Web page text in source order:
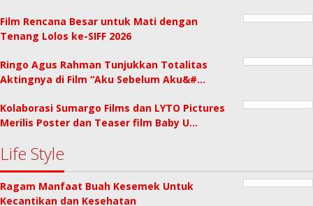
Film Rencana Besar untuk Mati dengan
Tenang Lolos ke-SIFF 2026
Ringo Agus Rahman Tunjukkan Totalitas
Aktingnya di Film “Aku Sebelum Aku&#…
Kolaborasi Sumargo Films dan LYTO Pictures
Merilis Poster dan Teaser film Baby U…
Life Style
Ragam Manfaat Buah Kesemek Untuk
Kecantikan dan Kesehatan